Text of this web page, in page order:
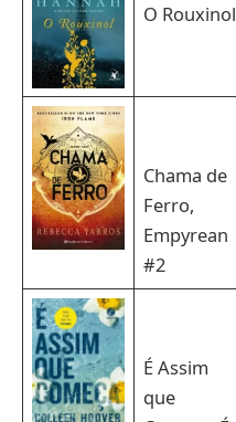
O Rouxinol
Chama de
Ferro,
Empyrean
#2
É Assim
que